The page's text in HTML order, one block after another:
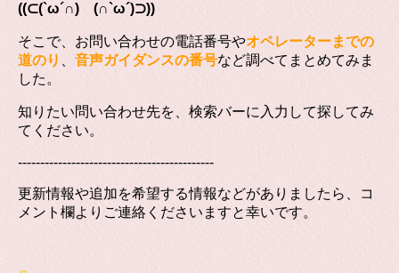
((⊂(`ω´∩) (∩`ω´)⊃))
そこで、お問い合わせの電話番号やオペレーターまでの
道のり
音声ガイダンスの番号など調べてまとめてみま
した。
知りたい問い合わせ先を、検索バーに入力して探してみ
てください。
--------------------------------------------
更新情報や追加を希望する情報などがありましたら、コ
メント欄よりご連絡くださいますと幸いです。